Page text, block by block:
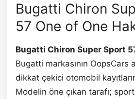
Bugatti Chiron
57 One of One
Bugatti Chiron Super Sport
Bugatti markasının OopsCars
dikkat çekici otomobil
Modelin öne çıkan tarafı;